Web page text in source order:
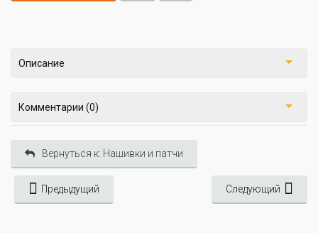
Описание
Комментарии (0)
Вернуться к: Нашивки и патчи
Предыдущий Следующий